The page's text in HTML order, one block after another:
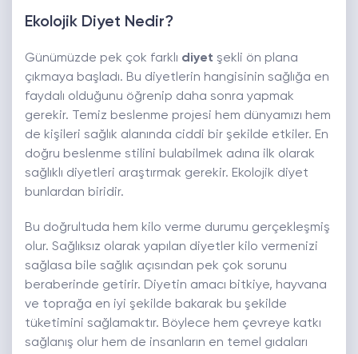
Ekolojik Diyet Nedir?
Günümüzde pek çok farklı diyet şekli ön plana
çıkmaya başladı. Bu diyetlerin hangisinin sağlığa en
faydalı olduğunu öğrenip daha sonra yapmak
gerekir. Temiz beslenme projesi hem dünyamızı hem
de kişileri sağlık alanında ciddi bir şekilde etkiler. En
doğru beslenme stilini bulabilmek adına ilk olarak
sağlıklı diyetleri araştırmak gerekir. Ekolojik diyet
bunlardan biridir.
Bu doğrultuda hem kilo verme durumu gerçekleşmiş
olur. Sağlıksız olarak yapılan diyetler kilo vermenizi
sağlasa bile sağlık açısından pek çok sorunu
beraberinde getirir. Diyetin amacı bitkiye, hayvana
ve toprağa en iyi şekilde bakarak bu şekilde
tüketimini sağlamaktır. Böylece hem çevreye katkı
sağlanış olur hem de insanların en temel gıdaları